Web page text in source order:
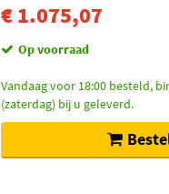
€ 1.075,07
Op voorraad
Vandaag voor 18:00 besteld,
(zaterdag) bij u geleverd.